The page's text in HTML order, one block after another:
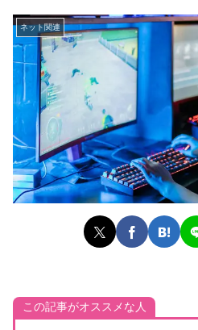
ネット関連
この記事がオススメな人